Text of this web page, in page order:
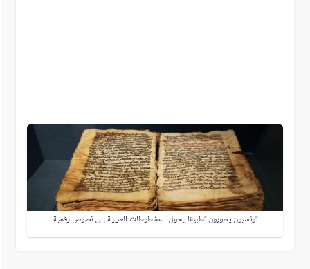
تونسيون يطورون تطبيقا يحول المخطوطات العربية إلى نصوص رقمية